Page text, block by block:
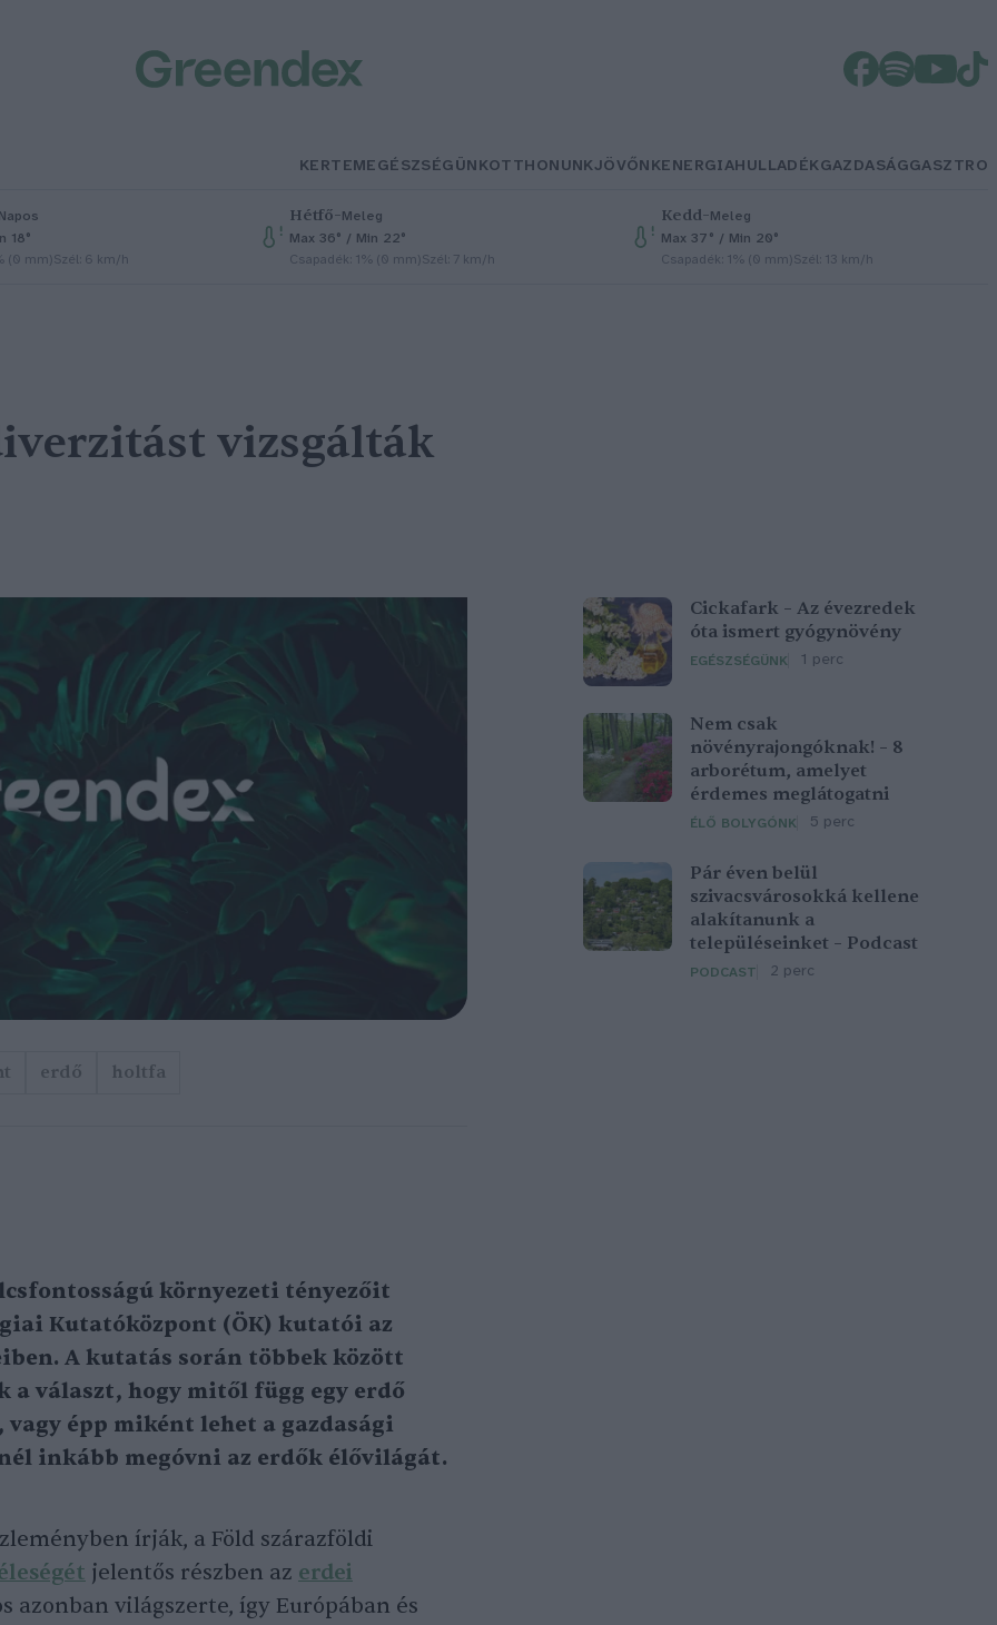
KERTEMEGÉSZSÉGÜNKOTTHONUNKJÖVŐNKENERGIAHULLADÉKGAZDASÁGGASZTRO
Napos
18°
(0 mm)Szél: 6 km/h
Hétfő–Meleg
Max 36° / Min 22°
Csapadék: 1% (0 mm)Szél: 7 km/h
Kedd–Meleg
Max 37° / Min 20°
Csapadék: 1% (0 mm)Szél: 13 km/h
Cickafark – Az évezredek
óta ismert gyógynövény
EGÉSZSÉGÜNK 1 perc
Nem csak
növényrajongóknak! – 8
arborétum, amelyet
érdemes meglátogatni
ÉLŐ BOLYGÓNK 5 perc
Pár éven belül
szivacsvárosokká kellene
alakítanunk a
településeinket – Podcast
PODCAST 2 perc
vizsgálták
erdő holtfa
környezeti tényezőit
Kutatóközpont (ÖK) kutatói az
A kutatás során többek között
a választ, hogy mitől függ egy erdő
épp miként lehet a gazdasági
inkább megóvni az erdők élővilágát.
írják, a Föld szárazföldi
jelentős részben az erdei
azonban világszerte, így Európában és